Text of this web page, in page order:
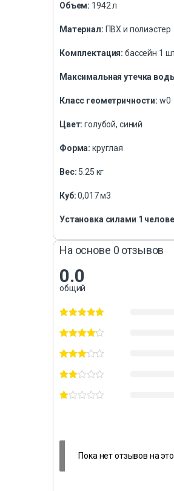
Объем: 1942 л
Материал: ПВХ и полиэстер
Комплектация: бассейн 1
Максимальная утечка
Класс геометричности: w0
Цвет: голубой, синий
Форма:круглая
Вес: 5.25 кг
Куб:0,017 м3
Установка силами 1
На основе 0 отзывов
0.0
общий
Пока нет отзывов на